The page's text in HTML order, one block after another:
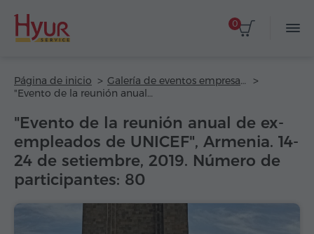
0
Página de inicio
Galería de eventos empresariales
"Evento de la reunión anual de ex-empleados de UNICEF", Armenia. 14-24 de setiembre, 2019. Número de participantes: 80
"Evento de la reunión anual de ex-
empleados de UNICEF", Armenia. 14-
24 de setiembre, 2019. Número de
participantes: 80